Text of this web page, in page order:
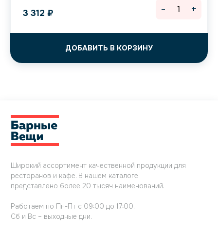
3 312 ₽
ДОБАВИТЬ В КОРЗИНУ
- +
Широкий ассортимент качественной продукции для
ресторанов и кафе. В нашем каталоге
представлено более 20 тысяч наименований.
Работаем по Пн-Пт с 09:00 до 17:00.
Сб и Вс – выходные дни.